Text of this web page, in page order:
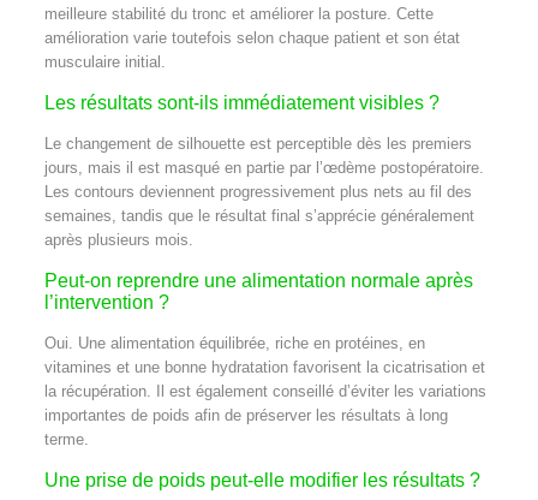
meilleure stabilité du tronc et améliorer la posture. Cette
amélioration varie toutefois selon chaque patient et son état
musculaire initial.
Les résultats sont-ils immédiatement visibles ?
Le changement de silhouette est perceptible dès les premiers
jours, mais il est masqué en partie par l’œdème postopératoire.
Les contours deviennent progressivement plus nets au fil des
semaines, tandis que le résultat final s’apprécie généralement
après plusieurs mois.
Peut-on reprendre une alimentation normale après
l’intervention ?
Oui. Une alimentation équilibrée, riche en protéines, en
vitamines et une bonne hydratation favorisent la cicatrisation et
la récupération. Il est également conseillé d’éviter les variations
importantes de poids afin de préserver les résultats à long
terme.
Une prise de poids peut-elle modifier les résultats ?